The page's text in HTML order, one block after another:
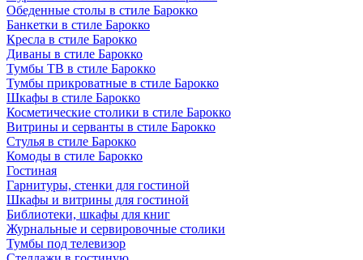
Обеденные столы в стиле Барокко
Банкетки в стиле Барокко
Кресла в стиле Барокко
Диваны в стиле Барокко
Тумбы ТВ в стиле Барокко
Тумбы прикроватные в стиле Барокко
Шкафы в стиле Барокко
Косметические столики в стиле Барокко
Витрины и серванты в стиле Барокко
Стулья в стиле Барокко
Комоды в стиле Барокко
Гостиная
Гарнитуры, стенки для гостиной
Шкафы и витрины для гостиной
Библиотеки, шкафы для книг
Журнальные и сервировочные столики
Тумбы под телевизор